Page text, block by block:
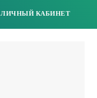
ЛИЧНЫЙ КАБИНЕТ